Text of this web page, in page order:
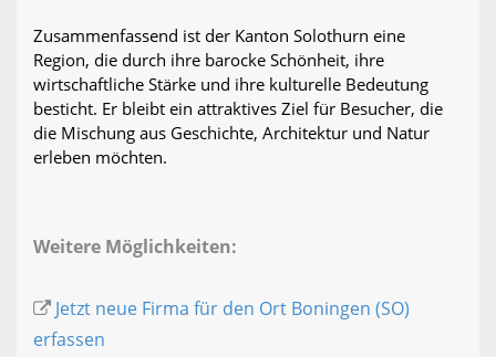
Zusammenfassend ist der Kanton Solothurn eine
Region, die durch ihre barocke Schönheit, ihre
wirtschaftliche Stärke und ihre kulturelle Bedeutung
besticht. Er bleibt ein attraktives Ziel für Besucher, die
die Mischung aus Geschichte, Architektur und Natur
erleben möchten.
Weitere Möglichkeiten:
Jetzt neue Firma für den Ort Boningen (SO)
erfassen